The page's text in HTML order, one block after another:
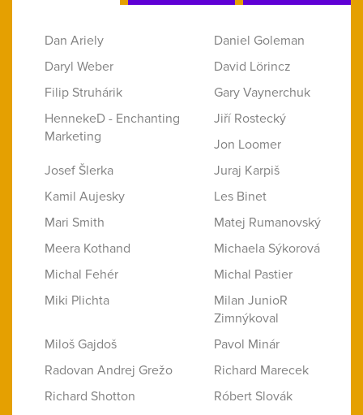
Dan Ariely
Daniel Goleman
Daryl Weber
David Lörincz
Filip Struhárik
Gary Vaynerchuk
HennekeD - Enchanting
Marketing
Jiří Rostecký
Jon Loomer
Josef Šlerka
Juraj Karpiš
Kamil Aujesky
Les Binet
Mari Smith
Matej Rumanovský
Meera Kothand
Michaela Sýkorová
Michal Fehér
Michal Pastier
Miki Plichta
Milan JunioR
Zimnýkoval
Miloš Gajdoš
Pavol Minár
Radovan Andrej Grežo
Richard Marecek
Richard Shotton
Róbert Slovák